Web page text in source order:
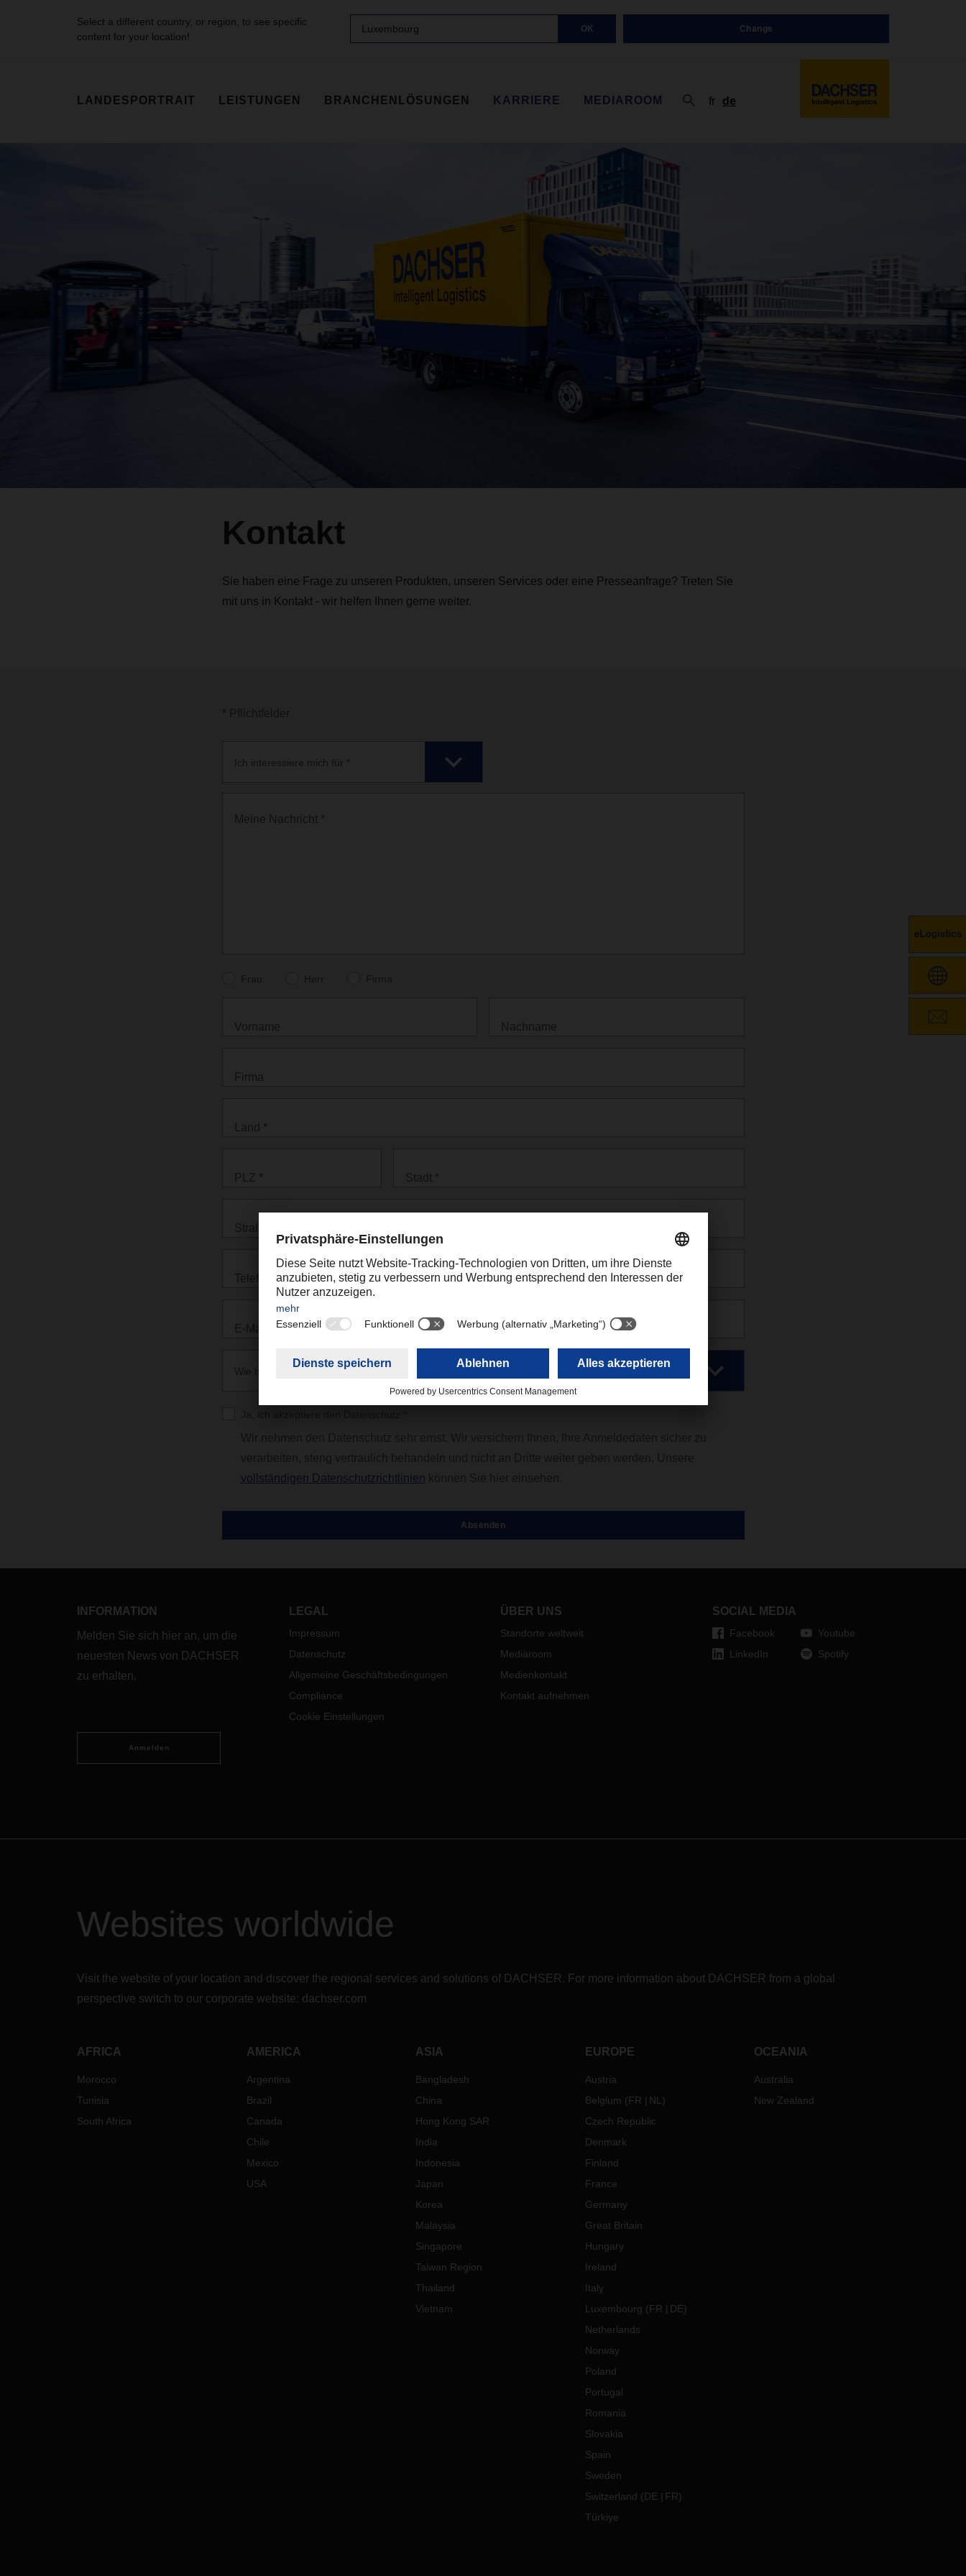
Select a different country, or region, to see specific
content for your location!
Luxembourg OK Change
LANDESPORTRAIT LEISTUNGEN BRANCHENLÖSUNGEN KARRIERE MEDIAROOM fr de
Kontakt
Sie haben eine Frage zu unseren Produkten, unseren Services oder eine Presseanfrage? Treten Sie
mit uns in Kontakt - wir helfen Ihnen gerne weiter.
Ich interessiere mich für *
Meine Nachricht *
Vorname Nachname
Firma
Land *
PLZ * Stadt *
Straße *
Telefon *
E-Mail *
Wie haben Sie von DACHSER erfahren? *
vollständigen Datenschutzrichtlinien
INFORMATION
Melden Sie sich hier an, um die
neuesten News von DACHSER
zu erhalten.
Anmelden
LEGAL
Impressum
Datenschutz
Allgemeine Geschäftsbedingungen
Compliance
Cookie Einstellungen
ÜBER UNS
Standorte weltweit
Mediaroom
Medienkontakt
Kontakt aufnehmen
SOCIAL MEDIA
Facebook
LinkedIn
Youtube
Spotify
Websites worldwide
Visit the website of your location and discover the regional services and solutions of DACHSER. For more information about DACHSER from a global
perspective switch to our corporate website: dachser.com
AFRICA
Morocco
Tunisia
South Africa
AMERICA
Argentina
Brazil
Canada
Chile
Mexico
USA
ASIA
Bangladesh
China
Hong Kong SAR
India
Indonesia
Japan
Korea
Malaysia
Singapore
Taiwan Region
Thailand
Vietnam
EUROPE
Austria
Belgium (FR NL )
Czech Republic
Denmark
Finland
France
Germany
Great Britain
Hungary
Ireland
Italy
Luxembourg (FR DE)
Netherlands
Norway
Poland
Portugal
Romania
Slovakia
Spain
Sweden
Switzerland (DE FR)
Türkiye
OCEANIA
Australia
New Zealand